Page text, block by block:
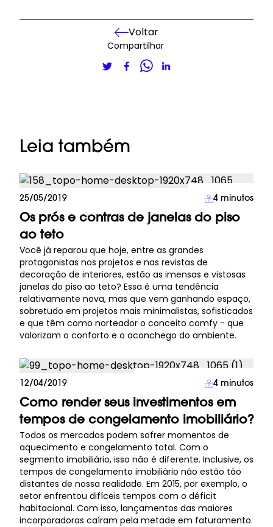
Voltar
Compartilhar
Leia também
Arquitetura
25/05/2019 4 minutos
Os prós e contras de janelas do piso
ao teto
Você já reparou que hoje, entre as grandes
protagonistas nos projetos e nas revistas de
decoração de interiores, estão as imensas e vistosas
janelas do piso ao teto? Essa é uma tendência
relativamente nova, mas que vem ganhando espaço,
sobretudo em projetos mais minimalistas, sofisticados
e que têm como norteador o conceito comfy - que
valorizam o conforto e o aconchego do ambiente.
Investimento Imobiliário
12/04/2019 4 minutos
Como render seus investimentos em
tempos de congelamento imobiliário?
Todos os mercados podem sofrer momentos de
aquecimento e congelamento total. Com o
segmento imobiliário, isso não é diferente. Inclusive, os
tempos de congelamento imobiliário não estão tão
distantes de nossa realidade. Em 2015, por exemplo, o
setor enfrentou difíceis tempos com o déficit
habitacional. Com isso, lançamentos das maiores
incorporadoras caíram pela metade em faturamento.